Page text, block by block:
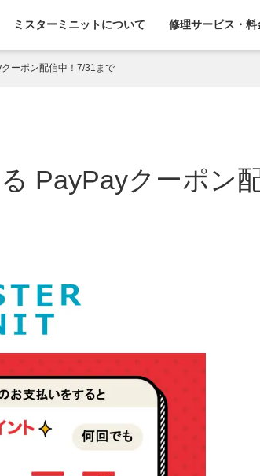
ミスターミニットについて 修理サービス・料
ーポン配信中！7/31まで
PayPayクーポン